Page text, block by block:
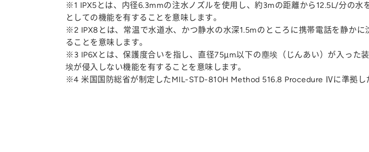
※1 IPX5とは、内径6.3mmの注水ノズルを使用し、約3mの距離から12.5L/分の
としての機能を有することを意味します。
※2 IPX8とは、常温で水道水、かつ静水の水深1.5mのところに携帯電話を静か
ることを意味します。
※3 IP6Xとは、保護度合いを指し、直径75μm以下の塵埃（じんあい）が入った
埃が侵入しない機能を有することを意味します。
※4 米国国防総省が制定したMIL-STD-810H Method 516.8 Procedure Ⅳに準拠し